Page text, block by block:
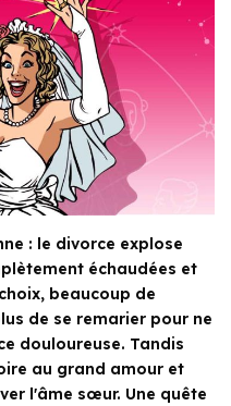
: le divorce explose
échaudées et
beaucoup de
de se remarier pour ne
douloureuse. Tandis
au grand amour et
l'âme sœur. Une quête